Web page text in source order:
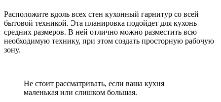
Расположите вдоль всех стен кухонный гарнитур со всей
бытовой техникой. Эта планировка подойдет для кухонь
средних размеров. В ней отлично можно разместить всю
необходимую технику, при этом создать просторную рабочую
зону.
Не стоит рассматривать, если ваша кухня
маленькая или слишком большая.